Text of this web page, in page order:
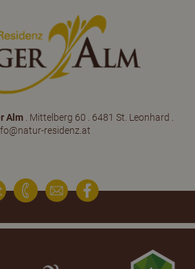
Alm . Mittelberg 60 . 6481 St. Leonhard .
residenz.at